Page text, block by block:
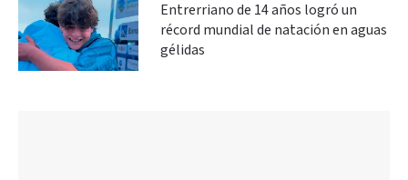
Entrerriano de 14 años logró un
récord mundial de natación en aguas
gélidas